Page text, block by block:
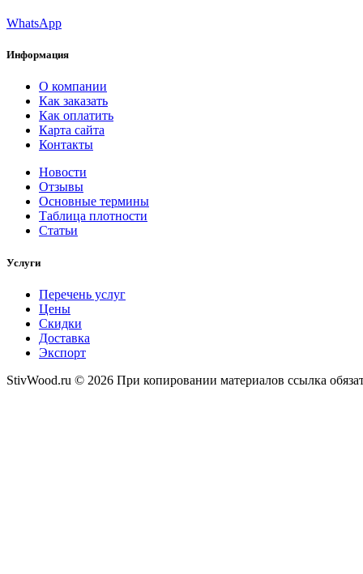
WhatsApp
Информация
О компании
Как заказать
Как оплатить
Карта сайта
Контакты
Новости
Отзывы
Основные термины
Таблица плотности
Статьи
Услуги
Перечень услуг
Цены
Скидки
Доставка
Экспорт
StivWood.ru © 2026 При копировании материалов ссылка